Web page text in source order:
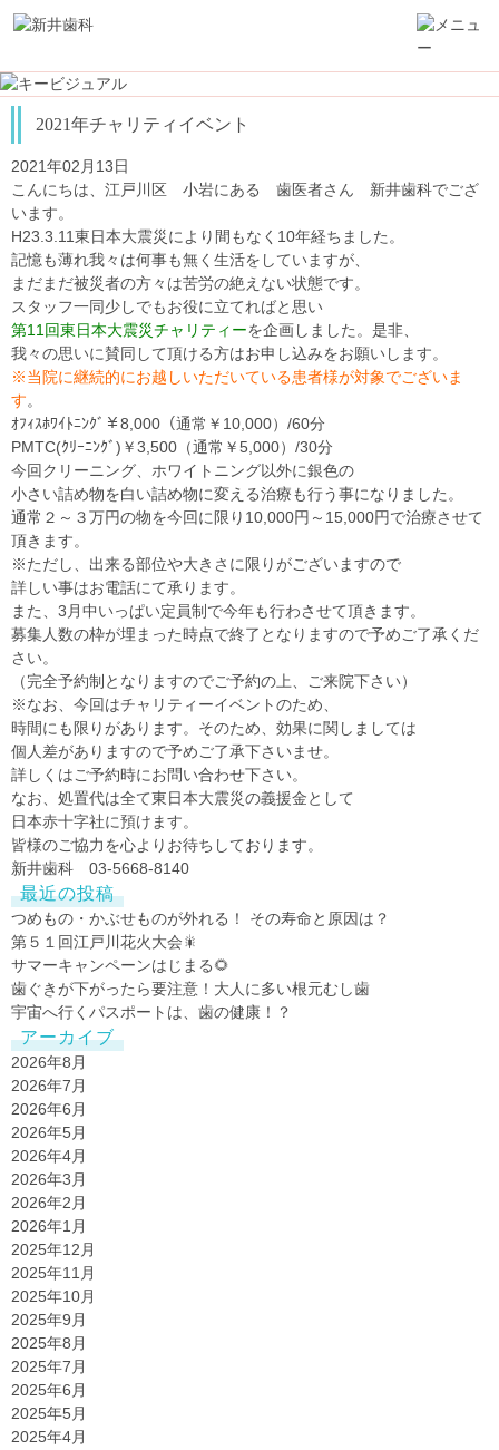
2021年チャリティイベント
2021年02月13日
こんにちは、江戸川区 小岩にある 歯医者さん 新井歯科でござ
います。
H23.3.11東日本大震災により間もなく10年経ちました。
記憶も薄れ我々は何事も無く生活をしていますが、
まだまだ被災者の方々は苦労の絶えない状態です。
スタッフ一同少しでもお役に立てればと思い
第11回東日本大震災チャリティーを企画しました。是非、
我々の思いに賛同して頂ける方はお申し込みをお願いします。
※当院に継続的にお越しいただいている患者様が対象でございま
す。
ｵﾌｨｽﾎﾜｲﾄﾆﾝｸﾞ￥8,000（通常￥10,000）/60分
PMTC(ｸﾘｰﾆﾝｸﾞ)￥3,500（通常￥5,000）/30分
今回クリーニング、ホワイトニング以外に銀色の
小さい詰め物を白い詰め物に変える治療も行う事になりました。
通常２～３万円の物を今回に限り10,000円～15,000円で治療させて
頂きます。
※ただし、出来る部位や大きさに限りがございますので
詳しい事はお電話にて承ります。
また、3月中いっぱい定員制で今年も行わさせて頂きます。
募集人数の枠が埋まった時点で終了となりますので予めご了承くだ
さい。
（完全予約制となりますのでご予約の上、ご来院下さい）
※なお、今回はチャリティーイベントのため、
時間にも限りがあります。そのため、効果に関しましては
個人差がありますので予めご了承下さいませ。
詳しくはご予約時にお問い合わせ下さい。
なお、処置代は全て東日本大震災の義援金として
日本赤十字社に預けます。
皆様のご協力を心よりお待ちしております。
新井歯科 03-5668-8140
最近の投稿
つめもの・かぶせものが外れる！ その寿命と原因は？
第５１回江戸川花火大会🎇
サマーキャンペーンはじまる🌻
歯ぐきが下がったら要注意！大人に多い根元むし歯
宇宙へ行くパスポートは、歯の健康！？
アーカイブ
2026年8月
2026年7月
2026年6月
2026年5月
2026年4月
2026年3月
2026年2月
2026年1月
2025年12月
2025年11月
2025年10月
2025年9月
2025年8月
2025年7月
2025年6月
2025年5月
2025年4月